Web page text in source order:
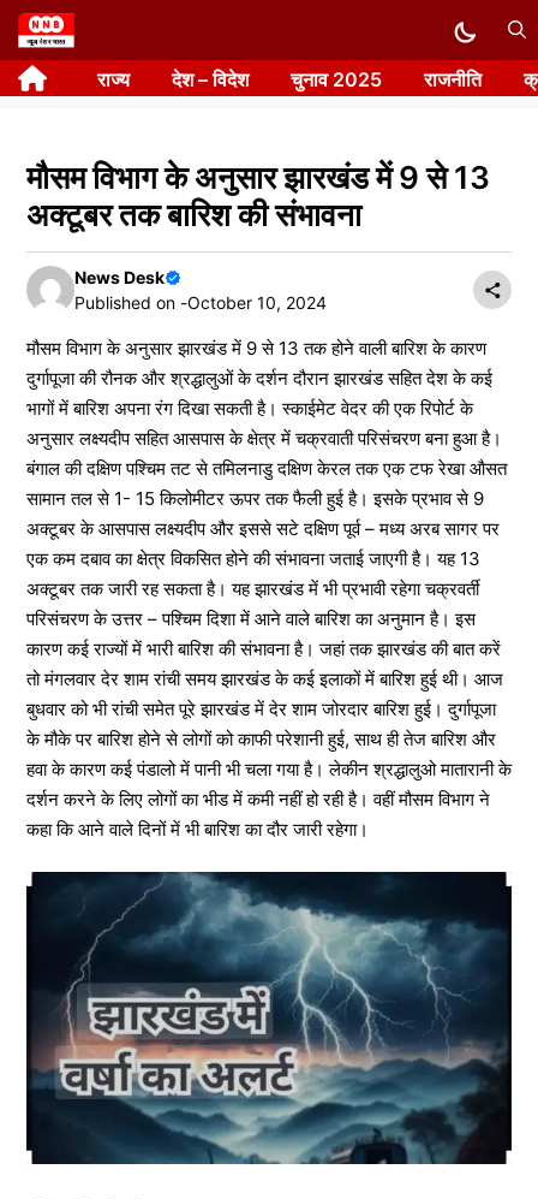
Skip
to
content राज्य देश – विदेश चुनाव 2025 राजनीति
मौसम विभाग के अनुसार झारखंड में 9 से 13
अक्टूबर तक बारिश की संभावना
News Desk
Published on -October 10, 2024
मौसम विभाग के अनुसार झारखंड में 9 से 13 तक होने वाली बारिश के कारण
दुर्गापूजा की रौनक और श्रद्धालुओं के दर्शन दौरान झारखंड सहित देश के कई
भागों में बारिश अपना रंग दिखा सकती है। स्काईमेट वेदर की एक रिपोर्ट के
अनुसार लक्ष्यदीप सहित आसपास के क्षेत्र में चक्रवाती परिसंचरण बना हुआ है।
बंगाल की दक्षिण पश्चिम तट से तमिलनाडु दक्षिण केरल तक एक टफ रेखा औसत
सामान तल से 1- 15 किलोमीटर ऊपर तक फैली हुई है। इसके प्रभाव से 9
अक्टूबर के आसपास लक्ष्यदीप और इससे सटे दक्षिण पूर्व – मध्य अरब सागर पर
एक कम दबाव का क्षेत्र विकसित होने की संभावना जताई जाएगी है। यह 13
अक्टूबर तक जारी रह सकता है। यह झारखंड में भी प्रभावी रहेगा चक्रवर्ती
परिसंचरण के उत्तर – पश्चिम दिशा में आने वाले बारिश का अनुमान है। इस
कारण कई राज्यों में भारी बारिश की संभावना है। जहां तक झारखंड की बात करें
तो मंगलवार देर शाम रांची समय झारखंड के कई इलाकों में बारिश हुई थी। आज
बुधवार को भी रांची समेत पूरे झारखंड में देर शाम जोरदार बारिश हुई। दुर्गापूजा
के मौके पर बारिश होने से लोगों को काफी परेशानी हुई, साथ ही तेज बारिश और
हवा के कारण कई पंडालो में पानी भी चला गया है। लेकीन श्रद्धालुओ मातारानी के
दर्शन करने के लिए लोगों का भीड में कमी नहीं हो रही है। वहीं मौसम विभाग ने
कहा कि आने वाले दिनों में भी बारिश का दौर जारी रहेगा।